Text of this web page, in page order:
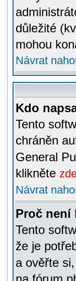
důležité
mohou
Návrat
Kdo
Tento
chráněn
General
klikněte
Návrat
Proč není
Tento
že je
a ověřte